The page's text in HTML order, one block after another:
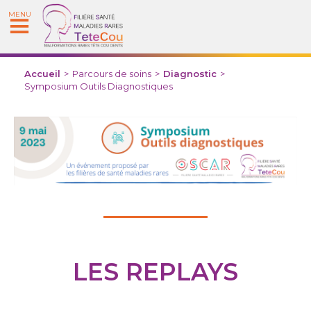
MENU
Accueil > Parcours de soins > Diagnostic >
Symposium Outils Diagnostiques
LES REPLAYS